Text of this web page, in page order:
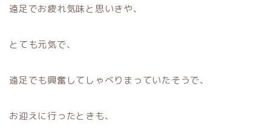
遠足でお疲れ気味と思いきや、
とても元気で、
遠足でも興奮してしゃべりまっていたそうで、
お迎えに行ったときも、